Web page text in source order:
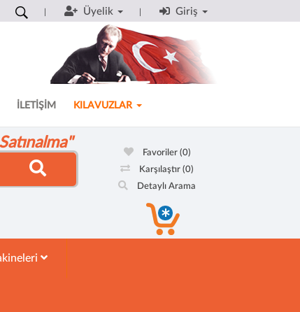
Üyelik Giriş
İLETİŞİM KILAVUZLAR
Favoriler (0)
Karşılaştır (0)
Detaylı Arama